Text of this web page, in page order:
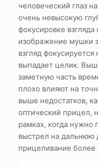
человеческий глаз
очень невысокую
фокусировке
изображение мушки
взгляд
выпадает целик.
заметную часть
плохо влияют на
выше недостатков,
оптический прицел,
рамках, когда нужно
выстрел на дальнюю
прицеливание более